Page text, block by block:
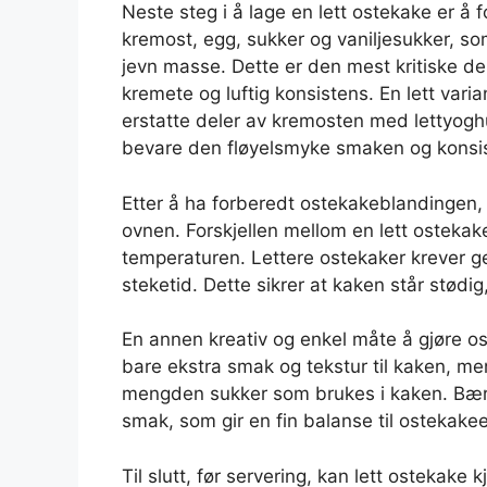
Neste steg i å lage en lett ostekake er å
kremost, egg, sukker og vaniljesukker,
jevn masse. Dette er den mest kritiske
kremete og luftig konsistens. En lett
erstatte deler av kremosten med
bevare den fløyelsmyke smaken og
Etter å ha forberedt
ovnen. Forskjellen mellom en lett
temperaturen. Lettere ostekaker krever
steketid. Dette sikrer at kaken står
En annen kreativ og enkel måte å gjøre
bare ekstra smak og tekstur til kaken,
mengden sukker som brukes i kaken.
smak, som gir en fin balanse til
Til slutt, før servering, kan lett ostekake